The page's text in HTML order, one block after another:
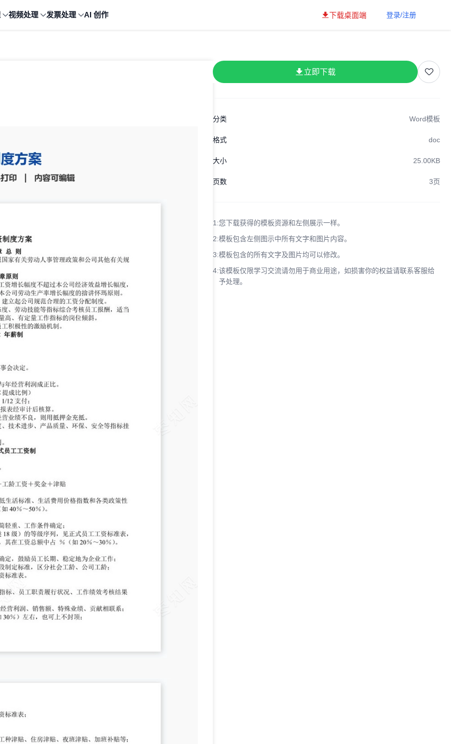
视频处理 发票处理 AI 创作 下载桌面端 登录/注册
立即下载
分类 Word模板
格式 doc
大小 25.00KB
页数 3页
1:您下载获得的模板资源和左侧展示一样。
2:模板包含左侧图示中所有文字和图片内容。
3:模板包含的所有文字及图片均可以修改。
4:该模板仅限学习交流请勿用于商业用途，如损害你的权益请联系客服给
予处理。